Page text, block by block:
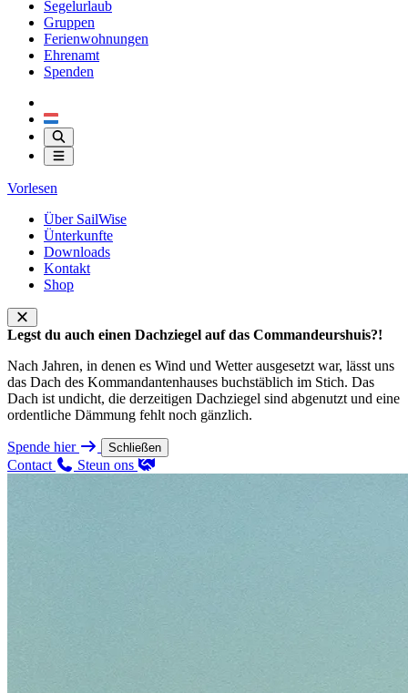
Segelurlaub
Gruppen
Ferienwohnungen
Ehrenamt
Spenden
Vorlesen
Über SailWise
Ünterkunfte
Downloads
Kontakt
Shop
Legst du auch einen Dachziegel auf das Commandeurshuis?!
Nach Jahren, in denen es Wind und Wetter ausgesetzt war, lässt uns
das Dach des Kommandantenhauses buchstäblich im Stich. Das
Dach ist undicht, die derzeitigen Dachziegel sind abgenutzt und eine
ordentliche Dämmung fehlt noch gänzlich.
Spende hier Schließen
Contact Steun ons